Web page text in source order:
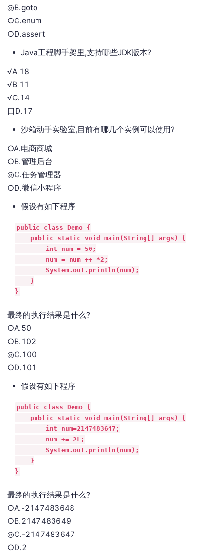
◎B.goto
○C.enum
○D.assert
Java工程脚手架里,支持哪些JDK版本?
√A.18
√B.11
√C.14
口D.17
沙箱动手实验室,目前有哪几个实例可以使用?
○A.电商商城
○B.管理后台
◎C.任务管理器
○D.微信小程序
假设有如下程序
public class Demo {
    public static void main(String[] args) {
        int num = 50;
        num = num ++ *2;
        System.out.println(num);
    }
}
最终的执行结果是什么?
○A.50
○B.102
◎C.100
○D.101
假设有如下程序
public class Demo {
    public static void main(String[] args) {
        int num=2147483647;
        num += 2L;
        System.out.println(num);
    }
}
最终的执行结果是什么?
○A.-2147483648
○B.2147483649
◎C.-2147483647
○D.2